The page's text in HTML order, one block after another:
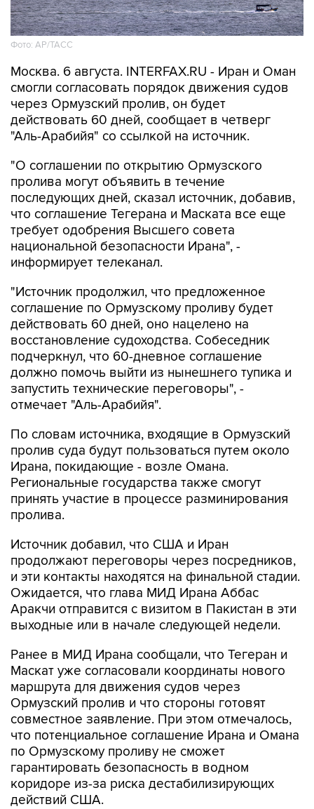
Фото: AP/ТАСС
Москва. 6 августа. INTERFAX.RU - Иран и Оман
смогли согласовать порядок движения судов
через Ормузский пролив, он будет
действовать 60 дней, сообщает в четверг
"Аль-Арабийя" со ссылкой на источник.
"О соглашении по открытию Ормузского
пролива могут объявить в течение
последующих дней, сказал источник, добавив,
что соглашение Тегерана и Маската все еще
требует одобрения Высшего совета
национальной безопасности Ирана", -
информирует телеканал.
"Источник продолжил, что предложенное
соглашение по Ормузскому проливу будет
действовать 60 дней, оно нацелено на
восстановление судоходства. Собеседник
подчеркнул, что 60-дневное соглашение
должно помочь выйти из нынешнего тупика и
запустить технические переговоры", -
отмечает "Аль-Арабийя".
По словам источника, входящие в Ормузский
пролив суда будут пользоваться путем около
Ирана, покидающие - возле Омана.
Региональные государства также смогут
принять участие в процессе разминирования
пролива.
Источник добавил, что США и Иран
продолжают переговоры через посредников,
и эти контакты находятся на финальной стадии.
Ожидается, что глава МИД Ирана Аббас
Аракчи отправится с визитом в Пакистан в эти
выходные или в начале следующей недели.
Ранее в МИД Ирана сообщали, что Тегеран и
Маскат уже согласовали координаты нового
маршрута для движения судов через
Ормузский пролив и что стороны готовят
совместное заявление. При этом отмечалось,
что потенциальное соглашение Ирана и Омана
по Ормузскому проливу не сможет
гарантировать безопасность в водном
коридоре из-за риска дестабилизирующих
действий США.